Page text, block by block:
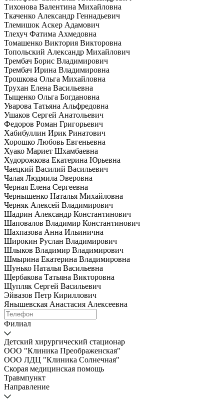
Тихонова Валентина Михайловна
Ткаченко Александр Геннадьевич
Тлемишок Аскер Адамович
Тлехуч Фатима Ахмедовна
Томашенко Виктория Викторовна
Топольский Александр Михайлович
Трембач Борис Владимирович
Трембач Ирина Владимировна
Трошкова Ольга Михайловна
Трухан Елена Васильевна
Тыщенко Ольга Богдановна
Уварова Татьяна Альфредовна
Ушаков Сергей Анатольевич
Федоров Роман Григорьевич
Хабибуллин Ирик Ринатович
Хорошко Любовь Евгеньевна
Хуако Мариет Шхамбаевна
Худорожкова Екатерина Юрьевна
Чаецкий Василий Васильевич
Чалая Людмила Эверовна
Черная Елена Сергеевна
Чернышенко Наталья Михайловна
Черняк Алексей Владимирович
Шадрин Александр Константинович
Шаповалов Владимир Константинович
Шахпазова Анна Ильинична
Широкин Руслан Владимирович
Шлыков Владимир Владимирович
Шмырина Екатерина Владимировна
Шунько Наталья Васильевна
Щербакова Татьяна Викторовна
Щупляк Сергей Васильевич
Эйвазов Петр Кириллович
Янышевская Анастасия Алексеевна
Филиал
Детский хирургический стационар
ООО "Клиника Преображенская"
ООО ЛДЦ "Клиника Солнечная"
Скорая медицинская помощь
Травмпункт
Направление